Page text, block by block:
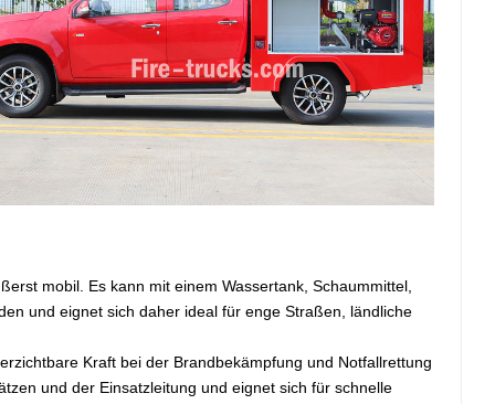
mobil. Es kann mit einem Wassertank, Schaummittel,
und eignet sich daher ideal für enge Straßen, ländliche
Kraft bei der Brandbekämpfung und Notfallrettung
und der Einsatzleitung und eignet sich für schnelle